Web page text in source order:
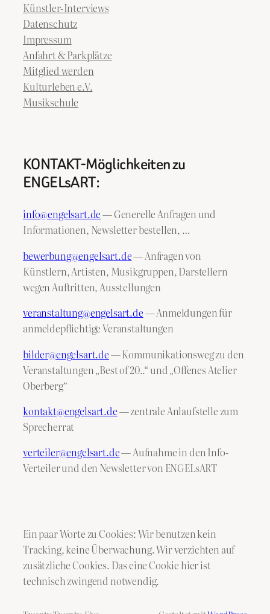
Künstler-Interviews
Datenschutz
Impressum
Anfahrt & Parkplätze
Mitglied werden
Kulturleben e.V.
Musikschule
KONTAKT-Möglichkeiten zu
ENGELsART:
info@engelsart.de— Generelle Anfragen und
Informationen, Newsletter bestellen, …
bewerbung@engelsart.de— Anfragen von
Künstlern, Artisten, Musikgruppen, Darstellern
wegen Auftritten, Ausstellungen
veranstaltung@engelsart.de— Anmeldungen für
anmeldepflichtige Veranstaltungen
bilder@engelsart.de— Kommunikationsweg zu den
Veranstaltungen „Best of 20..“ und „Offenes Atelier
Oberberg“
kontakt@engelsart.de— zentrale Anlaufstelle zum
Sprecherrat
verteiler@engelsart.de— Aufnahme in den Info-
Verteiler und den Newsletter von ENGELsART
Ein paar Worte zu Cookies: Wir benutzen kein
Tracking, keine Überwachung. Wir verzichten auf
zusätzliche Cookies. Das eine Cookie hier ist
technisch zwingend notwendig.